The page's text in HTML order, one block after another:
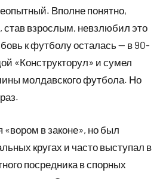
Вполне понятно,
став взрослым, невзлюбил это
к футболу осталась — в 90-
«Конструкторул» и сумел
молдавского футбола. Но
«вором в законе», но был
кругах и часто выступал в
посредника в спорных